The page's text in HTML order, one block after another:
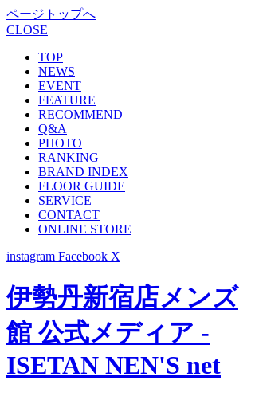
ページトップへ
CLOSE
TOP
NEWS
EVENT
FEATURE
RECOMMEND
Q&A
PHOTO
RANKING
BRAND INDEX
FLOOR GUIDE
SERVICE
CONTACT
ONLINE STORE
instagram Facebook X
伊勢丹新宿店メンズ
館 公式メディア -
ISETAN NEN'S net